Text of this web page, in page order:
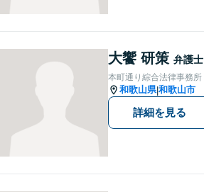
大饗 研策 弁護士
本町通り綜合法律事務所
和歌山県|和歌山市
詳細を見る